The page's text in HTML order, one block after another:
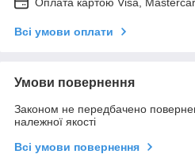
Всі умови оплати
Умови повернення
Законом не передбачено
належної якості
Всі умови повернення